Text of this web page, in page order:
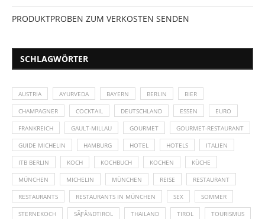
PRODUKTPROBEN ZUM VERKOSTEN SENDEN
SCHLAGWÖRTER
AUSTRIA AYURVEDA BAYERN BERLIN BIER
CHAMPAGNER COCKTAIL DEUTSCHLAND ESSEN EURO
FRANKREICH GAULT-MILLAU GOURMET GOURMET-RESTAURANT
GUIDE MICHELIN HAMBURG HOTEL HOTELS ITALIEN
ITB BERLIN KOCH KOCHBUCH KOCHEN KÜCHE
MÜNCHEN MICHELIN MÜNCHEN REISE RESTAURANT
RESTAURANTS RESTAURANTS IN MÜNCHEN SEX SOMMER
STERNEKOCH SÃƑÂ¼DTIROL THAILAND TIROL TOURISMUS